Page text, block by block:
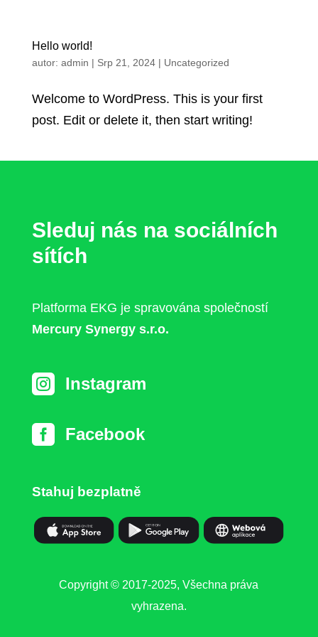
Hello world!
autor: admin | Srp 21, 2024| Uncategorized
Welcome to WordPress. This is your first
post. Edit or delete it, then start writing!
Sleduj nás na sociálních
sítích
Platforma EKG je spravována společností
Mercury Synergy s.r.o.
 Instagram
 Facebook
Stahuj bezplatně
Copyright © 2017-2025, Všechna práva
vyhrazena.